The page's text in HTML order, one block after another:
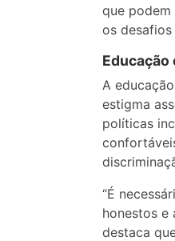
que podem
os desafios
Educação
A
estigma
políticas
“É
honestos e
destaca